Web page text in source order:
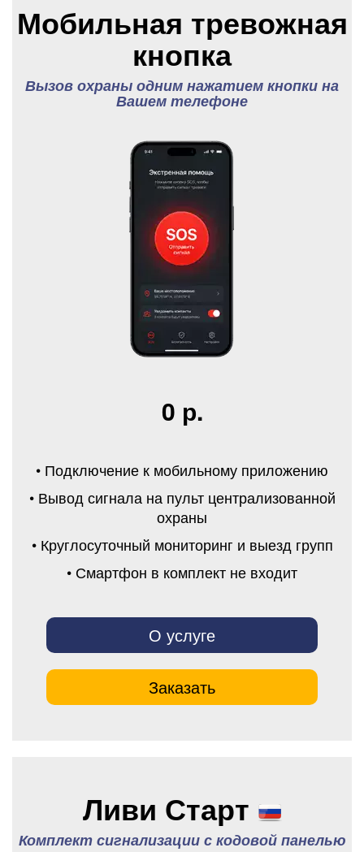
Мобильная тревожная
кнопка
Вызов охраны одним нажатием кнопки на
Вашем телефоне
0 р.
• Подключение к мобильному приложению
• Вывод сигнала на пульт централизованной
охраны
• Круглосуточный мониторинг и выезд групп
• Смартфон в комплект не входит
О услуге
Заказать
Ливи Старт
Комплект сигнализации с кодовой панелью